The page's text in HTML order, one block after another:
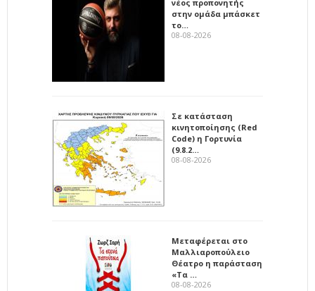
νέος προπονητής
στην ομάδα μπάσκετ
το…
08-08-2026
Σε κατάσταση
κινητοποίησης (Red
Code) η Γορτυνία
(9.8.2…
08-08-2026
Μεταφέρεται στο
Μαλλιαροπούλειο
Θέατρο η παράσταση
«Τα …
08-08-2026